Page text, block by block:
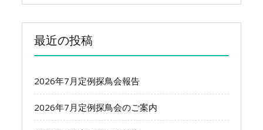
最近の投稿
2026年7月定例探鳥会報告
2026年7月定例探鳥会のご案内